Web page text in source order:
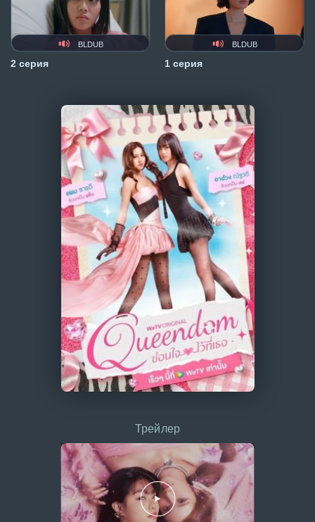
BLDUB
2 серия
BLDUB
1 серия
Трейлер